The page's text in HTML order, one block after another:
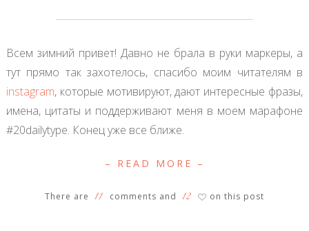
Всем зимний привет! Давно не брала в руки маркеры, а
тут прямо так захотелось, спасибо моим читателям в
instagram, которые мотивируют, дают интересные фразы,
имена, цитаты и поддерживают меня в моем марафоне
#20dailytype. Конец уже все ближе.
– READ MORE –
There are 11 comments and 12 ♡ on this post